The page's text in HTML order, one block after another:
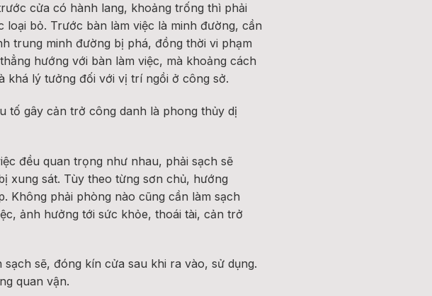
cửa có hành lang, khoảng trống thì phải
bỏ. Trước bàn làm việc là minh đường, cần
trung minh đường bị phá, đồng thời vi phạm
hướng với bàn làm việc, mà khoảng cách
khá lý tưởng đối với vị trí ngồi ở công sở.
tố gây cản trở công danh là phong thủy dị
đều quan trọng như nhau, phải sạch sẽ
xung sát. Tùy theo từng sơn chủ, hướng
Không phải phòng nào cũng cần làm sạch
ảnh hưởng tới sức khỏe, thoái tài, cản trở
sẽ, đóng kín cửa sau khi ra vào, sử dụng.
quan vận.